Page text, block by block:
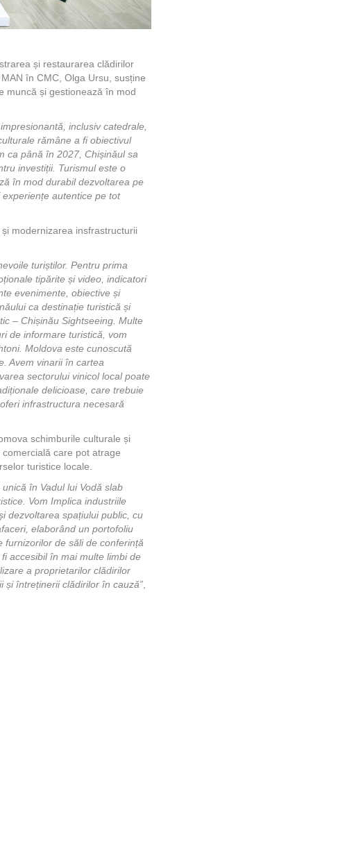
și restaurarea clădirilor
în CMC, Olga Ursu, susține
muncă și gestionează în mod
inclusiv catedrale,
rămâne a fi obiectivul
ca până în 2027, Chișinăul sa
investiții. Turismul este o
în mod durabil dezvoltarea pe
autentice pe tot
modernizarea insfrastructurii
turiștilor. Pentru prima
tipărite și video, indicatori
evenimente, obiective și
ca destinație turistică și
– Chișinău Sightseeing. Multe
de informare turistică, vom
Moldova este cunoscută
Avem vinarii în cartea
sectorului vinicol local poate
delicioase, care trebuie
infrastructura necesară
schimburile culturale și
care pot atrage
turistice locale.
în Vadul lui Vodă slab
Vom Implica industriile
dezvoltarea spațiului public, cu
elaborând un portofoliu
furnizorilor de săli de conferință
accesibil în mai multe limbi de
a proprietarilor clădirilor
și întreținerii clădirilor în cauză”